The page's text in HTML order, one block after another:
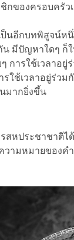
กของครอบครั
นอีกบทพิสูจน์ห
น มีปัญหาใดๆ ก็
การใช้เวลาอ
รใช้เวลาอยู่ร่
มากยิ่งขึ้น
สหประชาชาติ
วามหมายของค